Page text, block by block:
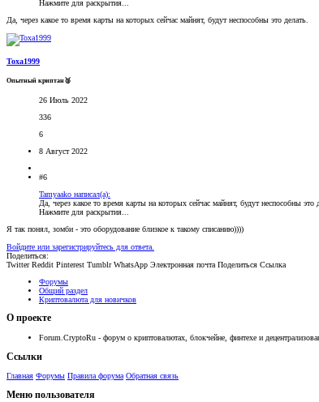
Нажмите для раскрытия...
Да, через какое то время карты на которых сейчас майнят, будут неспособны это делать.
Toxa1999
Опытный криптан🥈
26 Июль 2022
336
6
8 Август 2022
#6
Tamyaako написал(а):
Да, через какое то время карты на которых сейчас майнят, будут неспособны это
Нажмите для раскрытия...
Я так понял, зомби - это оборудование близкое к такому списанию))))
Войдите или зарегистрируйтесь для ответа.
Поделиться:
Twitter Reddit Pinterest Tumblr WhatsApp Электронная почта Поделиться Ссылка
Форумы
Общий раздел
Криптовалюта для новичков
О проекте
Forum.CryptoRu - форум о криптовалютах, блокчейне, финтехе и
Ссылки
Главная Форумы Правила форума Обратная связь
Меню пользователя